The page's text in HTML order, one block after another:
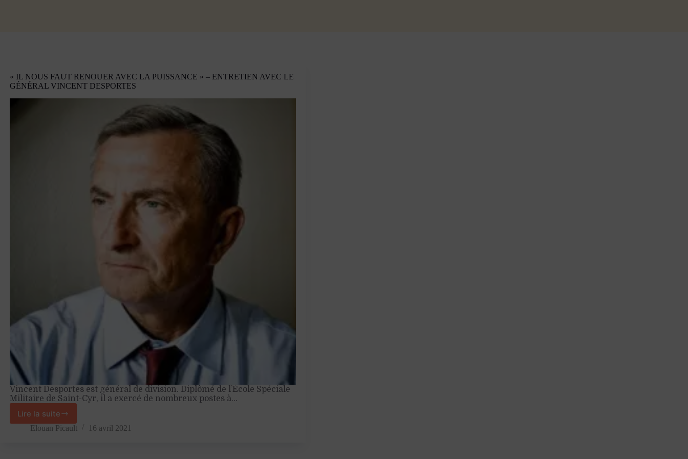
« IL NOUS FAUT RENOUER AVEC LA PUISSANCE » – ENTRETIEN AVEC LE
GÉNÉRAL VINCENT DESPORTES
Vincent Desportes est général de division. Diplômé de l’École Spéciale
Militaire de Saint-Cyr, il a exercé de nombreux postes à…
Lire la suite
« Il
nous
Elouan Picault 16 avril 2021